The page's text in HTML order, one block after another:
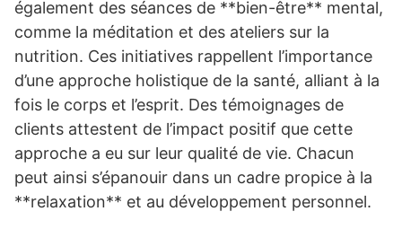
également des séances de **bien-être** mental,
comme la méditation et des ateliers sur la
nutrition. Ces initiatives rappellent l’importance
d’une approche holistique de la santé, alliant à la
fois le corps et l’esprit. Des témoignages de
clients attestent de l’impact positif que cette
approche a eu sur leur qualité de vie. Chacun
peut ainsi s’épanouir dans un cadre propice à la
**relaxation** et au développement personnel.